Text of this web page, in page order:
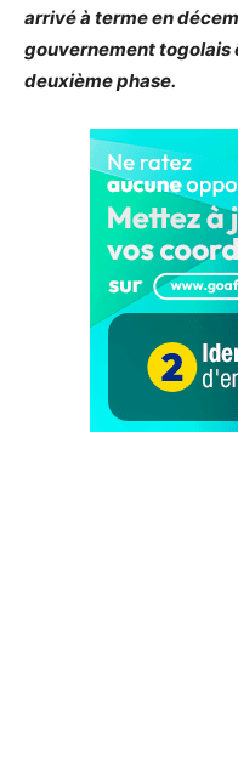
arrivé à terme en
gouvernement togolais
deuxième phase.